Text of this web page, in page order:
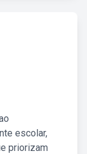
escolar,
priorizam